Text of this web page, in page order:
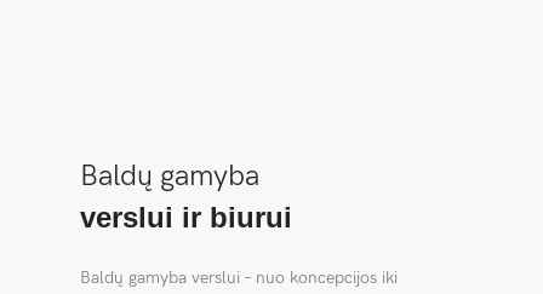
Baldų gamyba
verslui ir biurui
Baldų gamyba verslui – nuo koncepcijos iki